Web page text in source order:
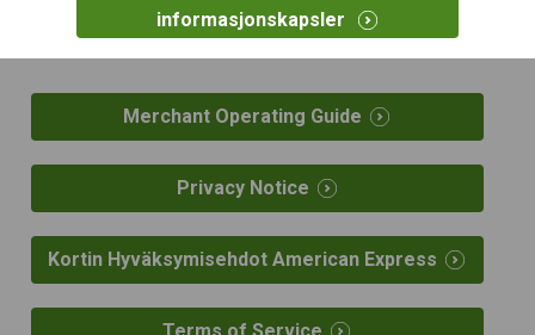
informasjonskapsler
Useful information
Merchant Operating Guide
Privacy Notice
Kortin Hyväksymisehdot American Express